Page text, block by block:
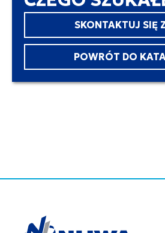
SKONTAKTUJ SIĘ
POWRÓT DO